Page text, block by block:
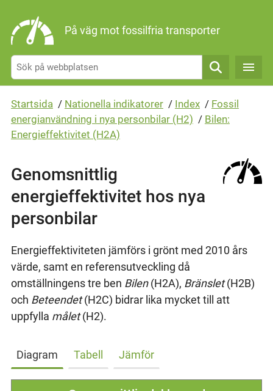
På väg mot fossilfria transporter
Sök
Startsida / Nationella indikatorer / Index / Fossil
energianvändning i nya personbilar (H2) / Bilen:
Energieffektivitet (H2A)
Genomsnittlig
energieffektivitet hos nya
personbilar
Energieffektiviteten jämförs i grönt med 2010 års
värde, samt en referensutveckling då
omställningens tre ben Bilen(H2A), Bränslet(H2B)
och Beteendet(H2C) bidrar lika mycket till att
uppfylla målet(H2).
Diagram Tabell Jämför